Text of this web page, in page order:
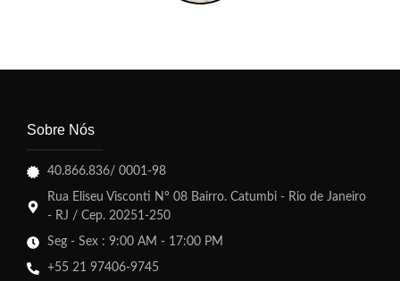
Sobre Nós
40.866.836/ 0001-98
Rua Eliseu Visconti N° 08 Bairro. Catumbi - Rio de Janeiro
- RJ / Cep. 20251-250
Seg - Sex : 9:00 AM - 17:00 PM
+55 21 97406-9745